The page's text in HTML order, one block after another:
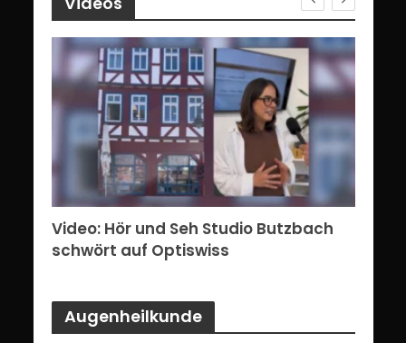
Video: Hör und Seh Studio Butzbach
schwört auf Optiswiss
Augenheilkunde